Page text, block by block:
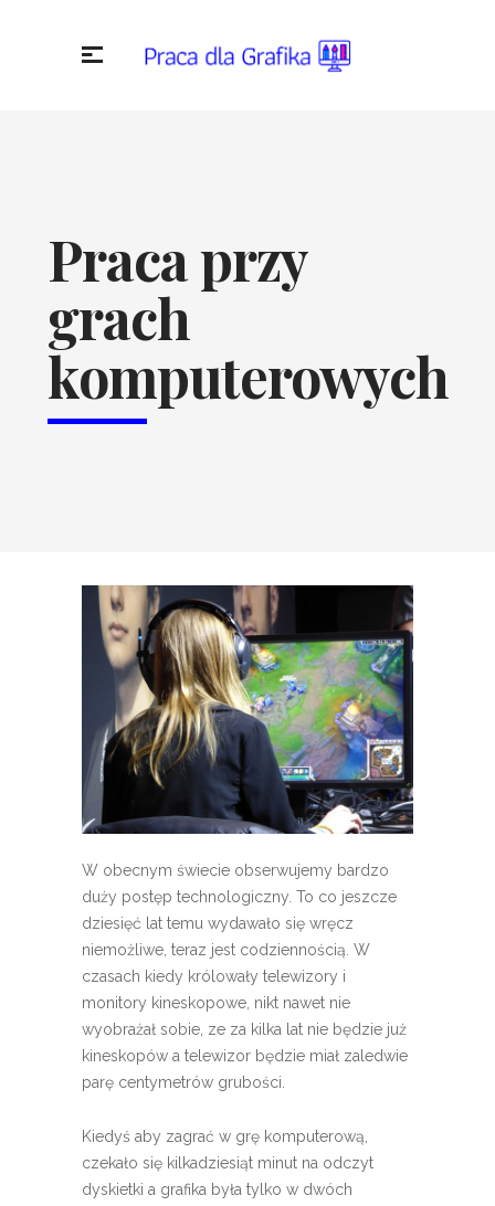
Praca przy
grach
komputerowych
W obecnym świecie obserwujemy bardzo
duży postęp technologiczny. To co jeszcze
dziesięć lat temu wydawało się wręcz
niemożliwe, teraz jest codziennością. W
czasach kiedy królowały telewizory i
monitory kineskopowe, nikt nawet nie
wyobrażał sobie, ze za kilka lat nie będzie już
kineskopów a telewizor będzie miał zaledwie
parę centymetrów grubości.
Kiedyś aby zagrać w grę komputerową,
czekało się kilkadziesiąt minut na odczyt
dyskietki a grafika była tylko w dwóch